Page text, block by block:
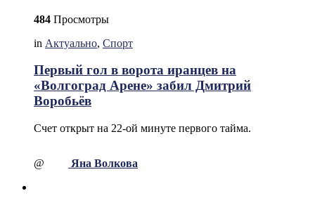
484 Просмотры
in Актуально, Спорт
Первый гол в ворота иранцев на
«Волгоград Арене» забил Дмитрий
Воробьёв
Счет открыт на 22-ой минуте первого тайма.
@ Яна Волкова